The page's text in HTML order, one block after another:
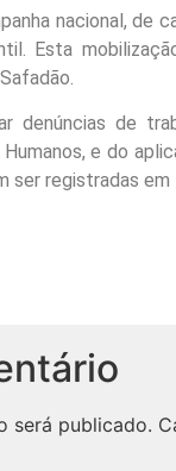
nacional,
Esta
denúncias de
e do
ser registradas em
será publicado.